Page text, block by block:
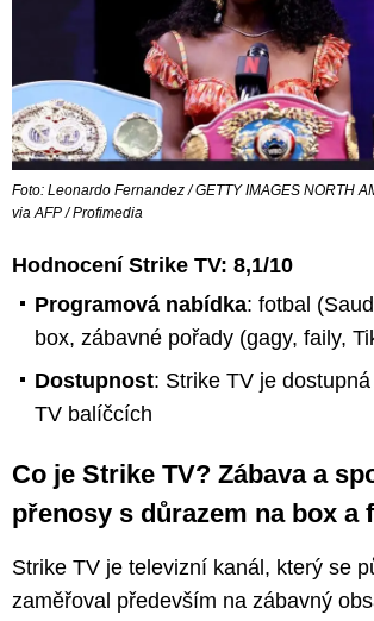
Foto: Leonardo Fernandez / GETTY IMAGES NORTH
via AFP / Profimedia
Hodnocení Strike TV: 8,1/10
Programová nabídka: fotbal
box, zábavné pořady (gagy, faily,
Dostupnost: Strike TV je
TV balíčcích
Co je Strike TV? Zábava a
přenosy s důrazem na box a
Strike TV je televizní kanál, který se
zaměřoval především na zábavný